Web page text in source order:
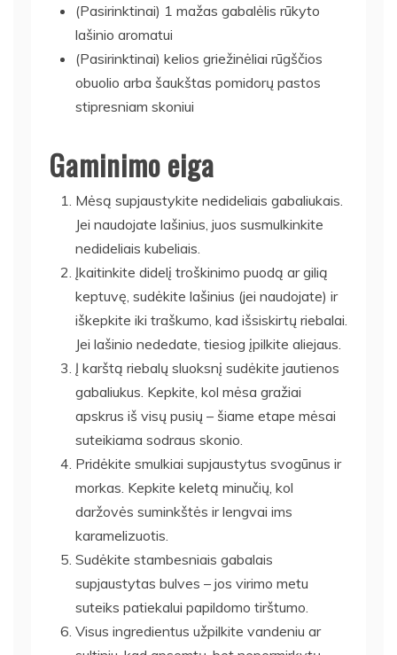
(Pasirinktinai) 1 mažas gabalėlis rūkyto
lašinio aromatui
(Pasirinktinai) kelios griežinėliai rūgščios
obuolio arba šaukštas pomidorų pastos
stipresniam skoniui
Gaminimo eiga
Mėsą supjaustykite nedideliais gabaliukais.
Jei naudojate lašinius, juos susmulkinkite
nedideliais kubeliais.
Įkaitinkite didelį troškinimo puodą ar gilią
keptuvę, sudėkite lašinius (jei naudojate) ir
iškepkite iki traškumo, kad išsiskirtų riebalai.
Jei lašinio nededate, tiesiog įpilkite aliejaus.
Į karštą riebalų sluoksnį sudėkite jautienos
gabaliukus. Kepkite, kol mėsa gražiai
apskrus iš visų pusių – šiame etape mėsai
suteikiama sodraus skonio.
Pridėkite smulkiai supjaustytus svogūnus ir
morkas. Kepkite keletą minučių, kol
daržovės suminkštės ir lengvai ims
karamelizuotis.
Sudėkite stambesniais gabalais
supjaustytas bulves – jos virimo metu
suteiks patiekalui papildomo tirštumo.
Visus ingredientus užpilkite vandeniu ar